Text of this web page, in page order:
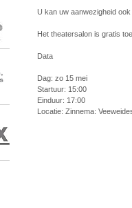
U kan uw aanwezigheid
Het theatersalon is gratis
Data
Dag: zo 15 mei
Startuur: 15:00
Einduur: 17:00
Locatie: Zinnema: